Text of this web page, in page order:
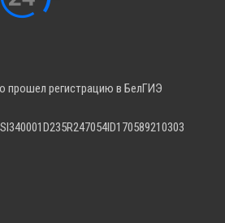
прошел регистрацию в БелГИЭ